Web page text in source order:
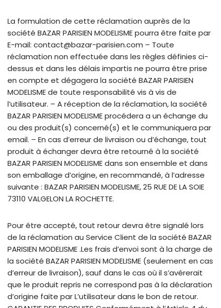
La formulation de cette réclamation auprès de la
société BAZAR PARISIEN MODELISME pourra être faite par
E-mail: contact@bazar-parisien.com – Toute
réclamation non effectuée dans les règles définies ci-
dessus et dans les délais impartis ne pourra être prise
en compte et dégagera la société BAZAR PARISIEN
MODELISME de toute responsabilité vis à vis de
l’utilisateur. – A réception de la réclamation, la société
BAZAR PARISIEN MODELISME procédera a un échange du
ou des produit(s) concerné(s) et le communiquera par
email. – En cas d’erreur de livraison ou d’échange, tout
produit à échanger devra être retourné à la société
BAZAR PARISIEN MODELISME dans son ensemble et dans
son emballage d’origine, en recommandé, à l’adresse
suivante : BAZAR PARISIEN MODELISME, 25 RUE DE LA SOIE
73110 VALGELON LA ROCHETTE.
Pour être accepté, tout retour devra être signalé lors
de la réclamation au Service Client de la société BAZAR
PARISIEN MODELISME .Les frais d’envoi sont à la charge de
la société BAZAR PARISIEN MODELISME (seulement en cas
d’erreur de livraison), sauf dans le cas où il s’avérerait
que le produit repris ne correspond pas à la déclaration
d’origine faite par L’utilisateur dans le bon de retour.